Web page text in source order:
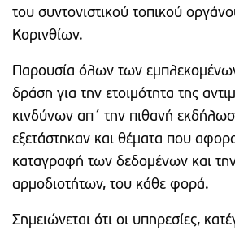
του συντονιστικού τοπικού
Κορινθίων.
Παρουσία όλων των
δράση για την ετοιμότητα της
κινδύνων απ΄ την πιθανή
εξετάστηκαν και θέματα που
καταγραφή των δεδομένων και
αρμοδιοτήτων, του κάθε φορά.
Σημειώνεται ότι οι υπηρεσίες,